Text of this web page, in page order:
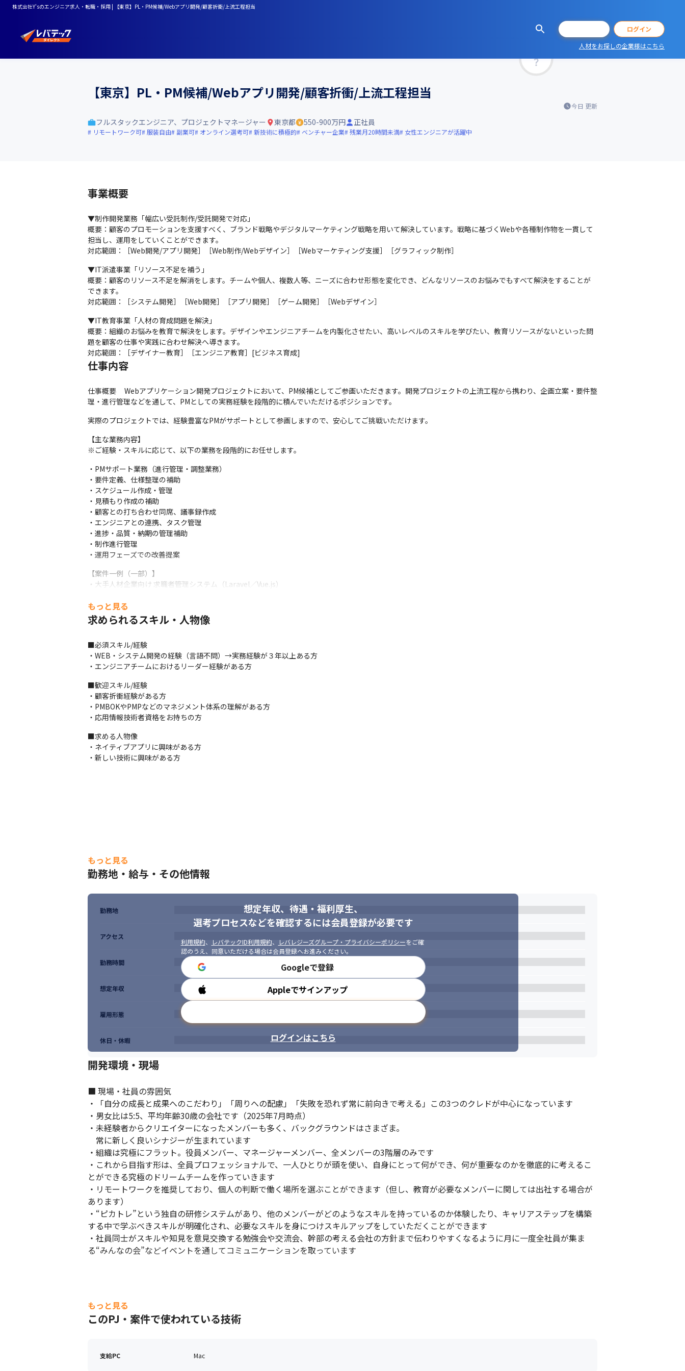
株式会社Y'sのエンジニア求人・転職・採用 | 【東京】PL・PM候補/Webアプリ開発/顧客折衝/上流工程担当
ログイン
人材をお探しの企業様はこちら
【東京】PL・PM候補/Webアプリ開発/顧客折衝/上流工程担当
今日 更新
フルスタックエンジニア、プロジェクトマネージャー 東京都 550-900万円 正社員
リモートワーク可 服装自由 副業可 オンライン選考可 新技術に積極的 ベンチャー企業 残業月20時間未満 女性エンジニアが活躍中
事業概要
▼制作開発業務「幅広い受託制作/受託開発で対応」
概要：顧客のプロモーションを支援すべく、ブランド戦略やデジタルマーケティング戦略を用いて解決しています。戦略に基づくWebや各種制作物を一貫して
担当し、運用をしていくことができます。
対応範囲：［Web開発/アプリ開発］［Web制作/Webデザイン］［Webマーケティング支援］［グラフィック制作］
▼IT派遣事業「リソース不足を補う」
概要：顧客のリソース不足を解消をします。チームや個人、複数人等、ニーズに合わせ形態を変化でき、どんなリソースのお悩みでもすべて解決をすることが
できます。
対応範囲：［システム開発］［Web開発］［アプリ開発］［ゲーム開発］［Webデザイン］
▼IT教育事業「人材の育成問題を解決」
概要：組織のお悩みを教育で解決をします。デザインやエンジニアチームを内製化させたい、高いレベルのスキルを学びたい、教育リソースがないといった問
題を顧客の仕事や実践に合わせ解決へ導きます。
対応範囲：［デザイナー教育］［エンジニア教育］[ビジネス育成]
仕事内容
仕事概要	Webアプリケーション開発プロジェクトにおいて、PM候補としてご参画いただきます。開発プロジェクトの上流工程から携わり、企画立案・要件整
理・進行管理などを通して、PMとしての実務経験を段階的に積んでいただけるポジションです。
実際のプロジェクトでは、経験豊富なPMがサポートとして参画しますので、安心してご挑戦いただけます。
【主な業務内容】
※ご経験・スキルに応じて、以下の業務を段階的にお任せします。
・PMサポート業務（進行管理・調整業務）
・要件定義、仕様整理の補助
・スケジュール作成・管理
・見積もり作成の補助
・顧客との打ち合わせ同席、議事録作成
・エンジニアとの連携、タスク管理
・進捗・品質・納期の管理補助
・制作進行管理
・運用フェーズでの改善提案
【案件一例（一部）】
・大手人材企業向け 求職者管理システム（Laravel／Vue.js）
・映像音楽業界向け オーディション管理システム（AWS／TypeScript／Next.js）
【開発環境】
・使用ツール： Notion、Jira、Backlog、GitHub など
【 この仕事の面白み、魅力】
・「作って終わり」ではなく、顧客成果を見据えた開発/提案に関わることができます
・経営やマーケティングに近い立場でプロジェクトを動かせます
・社内外のエンジニアと連携し、多様なプロジェクトをリードできます
・リモートワークを導入しており、自宅と会社を自分の裁量で切り替えながら勤務することができます
もっと見る
求められるスキル・人物像
■必須スキル/経験
・WEB・システム開発の経験（言語不問）→実務経験が３年以上ある方
・エンジニアチームにおけるリーダー経験がある方
■歓迎スキル/経験
・顧客折衝経験がある方
・PMBOKやPMPなどのマネジメント体系の理解がある方
・応用情報技術者資格をお持ちの方
■求める人物像
・ネイティブアプリに興味がある方
・新しい技術に興味がある方
もっと見る
勤務地・給与・その他情報
想定年収、待遇・福利厚生、
選考プロセスなどを確認するには会員登録が必要です
利用規約、 レバテックID利用規約、 レバレジーズグループ・プライバシーポリシーをご確
認のうえ、同意いただける場合は会員登録へお進みください。
Googleで登録
Appleでサインアップ
ログインはこちら
勤務地
アクセス
勤務時間
想定年収
雇用形態
休日・休暇
開発環境・現場
■ 現場・社員の雰囲気
・「自分の成長と成果へのこだわり」「周りへの配慮」「失敗を恐れず常に前向きで考える」この3つのクレドが中心になっています
・男女比は5:5、平均年齢30歳の会社です（2025年7月時点）
・未経験者からクリエイターになったメンバーも多く、バックグラウンドはさまざま。
常に新しく良いシナジーが生まれています
・組織は究極にフラット。役員メンバー、マネージャーメンバー、全メンバーの3階層のみです
・これから目指す形は、全員プロフェッショナルで、一人ひとりが頭を使い、自身にとって何ができ、何が重要なのかを徹底的に考えるこ
とができる究極のドリームチームを作っていきます
・リモートワークを推奨しており、個人の判断で働く場所を選ぶことができます（但し、教育が必要なメンバーに関しては出社する場合が
あります）
・“ピカトレ”という独自の研修システムがあり、他のメンバーがどのようなスキルを持っているのか体験したり、キャリアステップを構築
する中で学ぶべきスキルが明確化され、必要なスキルを身につけスキルアップをしていただくことができます
・社員同士がスキルや知見を意見交換する勉強会や交流会、幹部の考える会社の方針まで伝わりやすくなるように月に一度全社員が集ま
る“みんなの会”などイベントを通してコミュニケーションを取っています
もっと見る
このPJ・案件で使われている技術
支給PC Mac